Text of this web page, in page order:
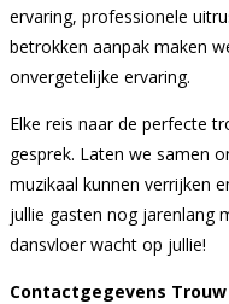
ervaring, professionele
betrokken aanpak maken
onvergetelijke ervaring.
Elke reis naar de perfecte
gesprek. Laten we samen
muzikaal kunnen verrijken
jullie gasten nog jarenlang
dansvloer wacht op jullie!
Contactgegevens Trouw